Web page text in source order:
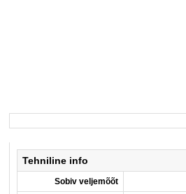
Tehniline info
Sobiv veljemõõt